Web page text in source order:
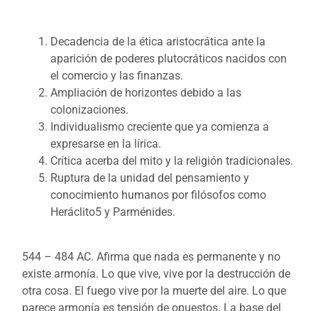
Decadencia de la ética aristocrática ante la
aparición de poderes plutocráticos nacidos con
el comercio y las finanzas.
Ampliación de horizontes debido a las
colonizaciones.
Individualismo creciente que ya comienza a
expresarse en la lírica.
Crítica acerba del mito y la religión tradicionales.
Ruptura de la unidad del pensamiento y
conocimiento humanos por filósofos como
Heráclito5 y Parménides.
544 – 484 AC. Afirma que nada es permanente y no
existe armonía. Lo que vive, vive por la destrucción de
otra cosa. El fuego vive por la muerte del aire. Lo que
parece armonía es tensión de opuestos. La base del